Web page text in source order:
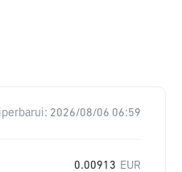
2026/08/06 06:59
0.00913 EUR